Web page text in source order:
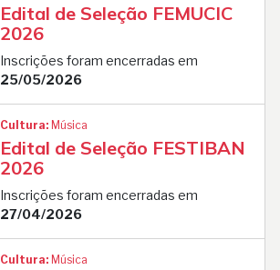
Edital de Seleção FEMUCIC
2026
Inscrições foram encerradas em
25/05/2026
Cultura: Música
Edital de Seleção FESTIBAN
2026
Inscrições foram encerradas em
27/04/2026
Cultura: Música